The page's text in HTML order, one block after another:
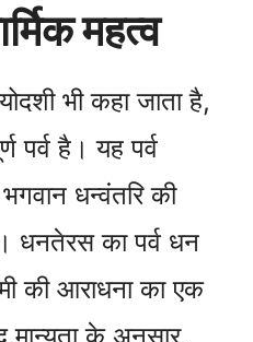
महत्व
भी कहा जाता है,
पर्व है। यह पर्व
धन्वंतरि की
धनतेरस का पर्व धन
की आराधना का एक